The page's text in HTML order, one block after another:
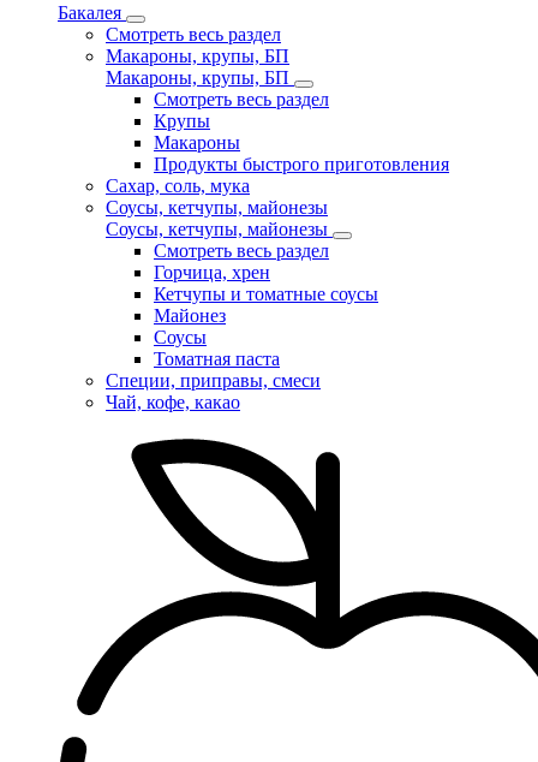
Бакалея
Смотреть весь раздел
Макароны, крупы, БП
Макароны, крупы, БП
Смотреть весь раздел
Крупы
Макароны
Продукты быстрого приготовления
Сахар, соль, мука
Соусы, кетчупы, майонезы
Соусы, кетчупы, майонезы
Смотреть весь раздел
Горчица, хрен
Кетчупы и томатные соусы
Майонез
Соусы
Томатная паста
Специи, приправы, смеси
Чай, кофе, какао